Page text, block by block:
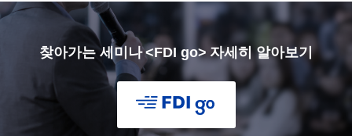
찾아가는 세미나 <FDI go> 자세히 알아보기